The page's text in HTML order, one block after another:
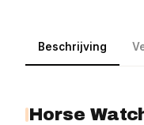
Beschrijving
Horse